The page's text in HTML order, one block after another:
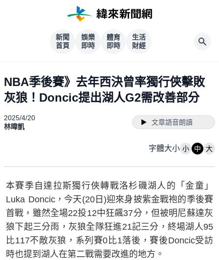
新聞
首頁
娛樂
即時
體育
即時
生活
財經
NBA季後賽》去年西決曾率獨行俠擊敗
灰狼！Doncic提出湖人G2需改善部分
2025/4/20
林暐凱
文章語音朗讀
字體大小 小 中 大
本賽季自達拉斯獨行俠轉戰洛杉磯湖人的「金童」
Luka Doncic，今天(20日)迎來身披紫金戰袍的季後賽
首戰，雖然全場22投12中狂飆37分，但被明尼蘇達灰
狼下起三分雨，灰狼全隊狂進21記三分，終場湖人95
比117不敵灰狼，系列賽0比1落後，賽後Doncic受訪
時也提到湖人在第二戰需要改進的地方。